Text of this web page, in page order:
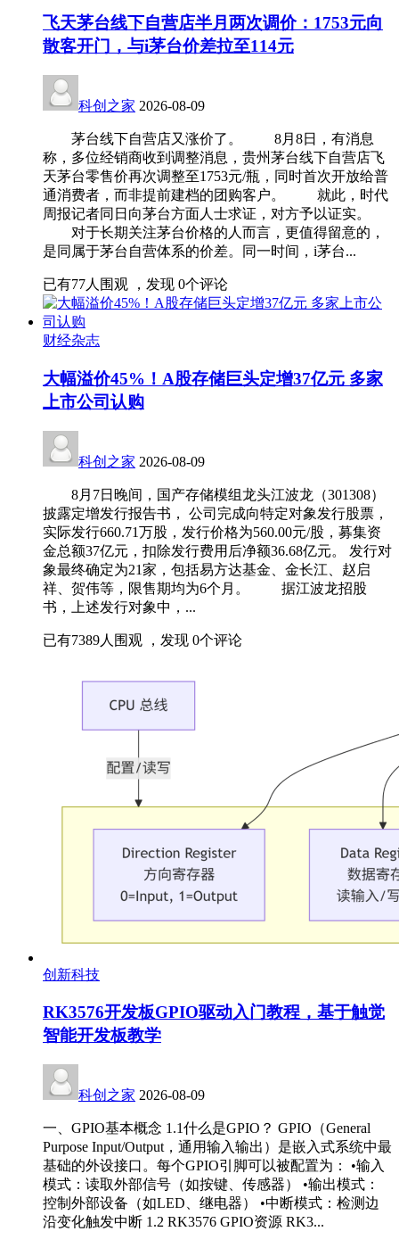
飞天茅台线下自营店半月两次调价：1753元向
散客开门，与i茅台价差拉至114元
科创之家 2026-08-09
茅台线下自营店又涨价了。 8月8日，有消息
称，多位经销商收到调整消息，贵州茅台线下自营店飞
天茅台零售价再次调整至1753元/瓶，同时首次开放给普
通消费者，而非提前建档的团购客户。 就此，时代
周报记者同日向茅台方面人士求证，对方予以证实。
对于长期关注茅台价格的人而言，更值得留意的，
是同属于茅台自营体系的价差。同一时间，i茅台...
已有77人围观 ，发现 0个评论
财经杂志
大幅溢价45%！A股存储巨头定增37亿元 多家
上市公司认购
科创之家 2026-08-09
8月7日晚间，国产存储模组龙头江波龙（301308）
披露定增发行报告书， 公司完成向特定对象发行股票，
实际发行660.71万股，发行价格为560.00元/股，募集资
金总额37亿元，扣除发行费用后净额36.68亿元。 发行对
象最终确定为21家，包括易方达基金、金长江、赵启
祥、贺伟等，限售期均为6个月。 据江波龙招股
书，上述发行对象中，...
已有7389人围观 ，发现 0个评论
创新科技
RK3576开发板GPIO驱动入门教程，基于触觉
智能开发板教学
科创之家 2026-08-09
一、GPIO基本概念 1.1什么是GPIO？ GPIO（General
Purpose Input/Output，通用输入输出）是嵌入式系统中最
基础的外设接口。每个GPIO引脚可以被配置为： •输入
模式：读取外部信号（如按键、传感器） •输出模式：
控制外部设备（如LED、继电器） •中断模式：检测边
沿变化触发中断 1.2 RK3576 GPIO资源 RK3...